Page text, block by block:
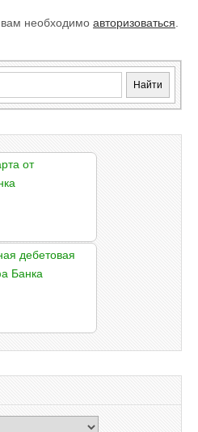
необходимо авторизоваться